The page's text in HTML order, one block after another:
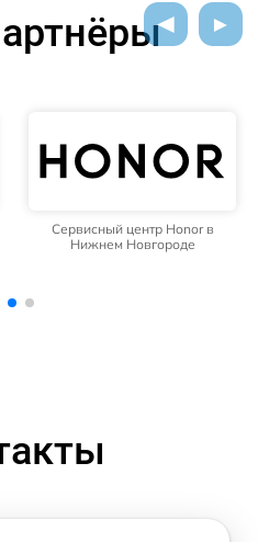
Сервисный центр Honor в
Нижнем Новгороде